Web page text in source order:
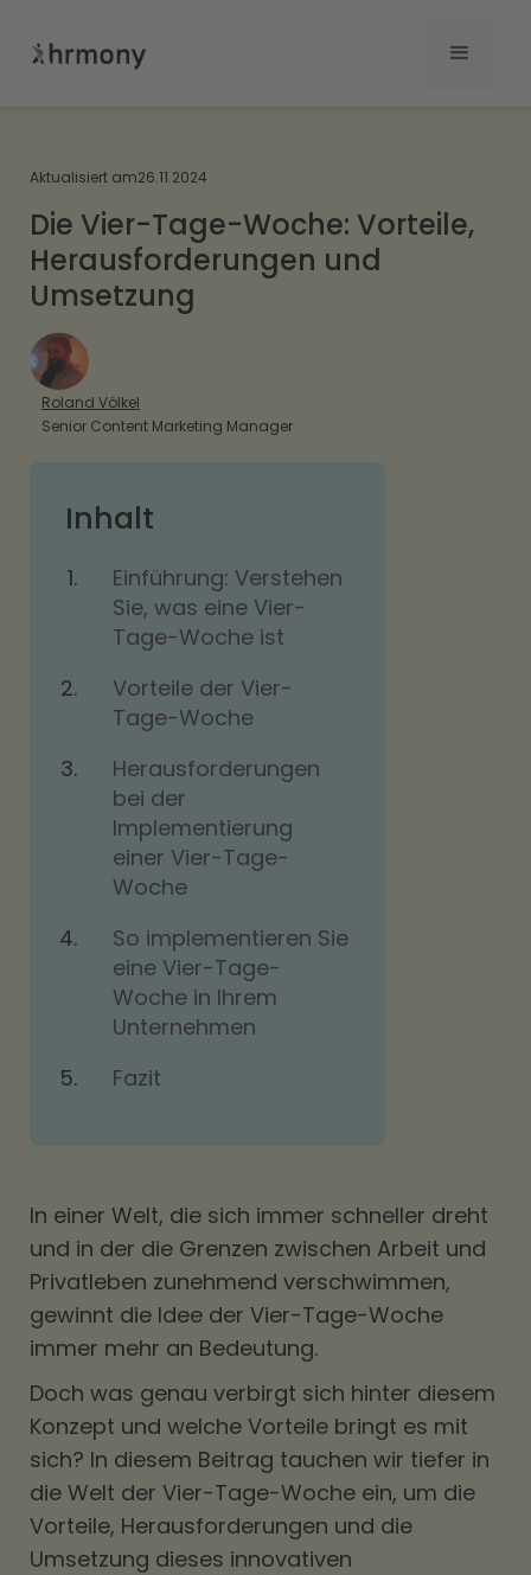
Aktualisiert am26.11.2024
Die Vier-Tage-Woche: Vorteile,
Herausforderungen und
Umsetzung
Roland Völkel
Senior Content Marketing Manager
Inhalt
Einführung: Verstehen
Sie, was eine Vier-
Tage-Woche ist
Vorteile der Vier-
Tage-Woche
Herausforderungen
bei der
Implementierung
einer Vier-Tage-
Woche
So implementieren Sie
eine Vier-Tage-
Woche in Ihrem
Unternehmen
Fazit
In einer Welt, die sich immer schneller dreht
und in der die Grenzen zwischen Arbeit und
Privatleben zunehmend verschwimmen,
gewinnt die Idee der Vier-Tage-Woche
immer mehr an Bedeutung.
Doch was genau verbirgt sich hinter diesem
Konzept und welche Vorteile bringt es mit
sich? In diesem Beitrag tauchen wir tiefer in
die Welt der Vier-Tage-Woche ein, um die
Vorteile, Herausforderungen und die
Umsetzung dieses innovativen